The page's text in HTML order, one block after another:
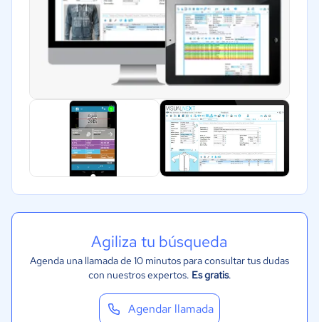
Agiliza tu búsqueda
Agenda una llamada de 10 minutos para consultar tus dudas
con nuestros expertos. Es gratis.
Agendar llamada